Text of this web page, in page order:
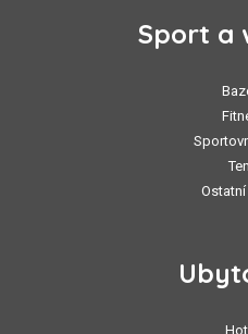
Sport a